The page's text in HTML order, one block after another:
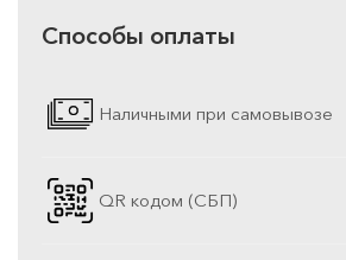
Способы оплаты
Наличными при самовывозе
QR кодом (СБП)